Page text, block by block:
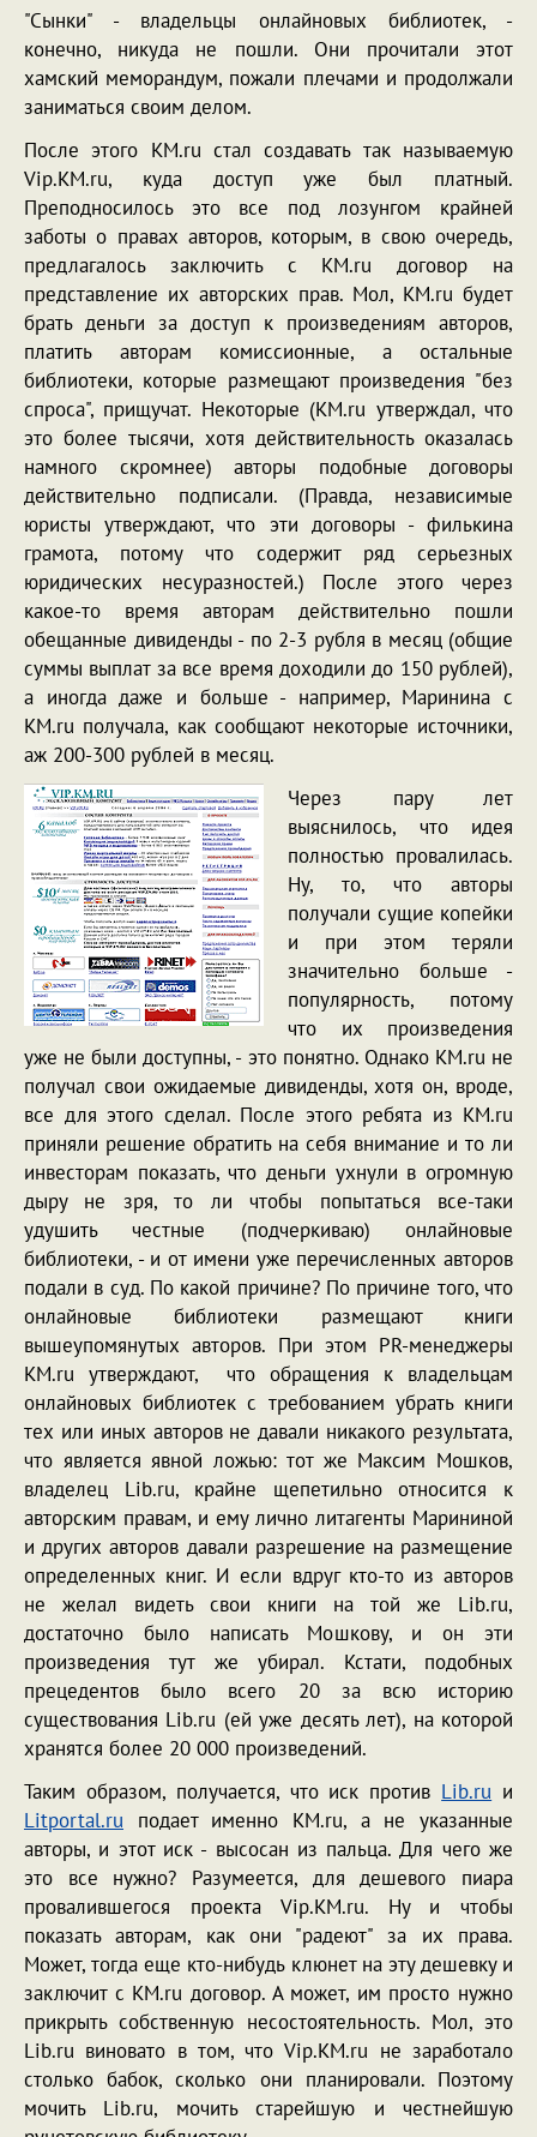
"Сынки" - владельцы онлайновых библиотек, -
конечно, никуда не пошли. Они прочитали этот
хамский меморандум, пожали плечами и продолжали
заниматься своим делом.
После этого KM.ru стал создавать так называемую
Vip.KM.ru, куда доступ уже был платный.
Преподносилось это все под лозунгом крайней
заботы о правах авторов, которым, в свою очередь,
предлагалось заключить с KM.ru договор на
представление их авторских прав. Мол, KM.ru будет
брать деньги за доступ к произведениям авторов,
платить авторам комиссионные, а остальные
библиотеки, которые размещают произведения "без
спроса", прищучат. Некоторые (KM.ru утверждал, что
это более тысячи, хотя действительность оказалась
намного скромнее) авторы подобные договоры
действительно подписали. (Правда, независимые
юристы утверждают, что эти договоры - филькина
грамота, потому что содержит ряд серьезных
юридических несуразностей.) После этого через
какое-то время авторам действительно пошли
обещанные дивиденды - по 2-3 рубля в месяц (общие
суммы выплат за все время доходили до 150 рублей),
а иногда даже и больше - например, Маринина с
KM.ru получала, как сообщают некоторые источники,
аж 200-300 рублей в месяц.
Через пару лет
выяснилось, что идея
полностью провалилась.
Ну, то, что авторы
получали сущие копейки
и при этом теряли
значительно больше -
популярность, потому
что их произведения
уже не были доступны, - это понятно. Однако KM.ru не
получал свои ожидаемые дивиденды, хотя он, вроде,
все для этого сделал. После этого ребята из KM.ru
приняли решение обратить на себя внимание и то ли
инвесторам показать, что деньги ухнули в огромную
дыру не зря, то ли чтобы попытаться все-таки
удушить честные (подчеркиваю) онлайновые
библиотеки, - и от имени уже перечисленных авторов
подали в суд. По какой причине? По причине того, что
онлайновые библиотеки размещают книги
вышеупомянутых авторов. При этом PR-менеджеры
KM.ru утверждают, что обращения к владельцам
онлайновых библиотек с требованием убрать книги
тех или иных авторов не давали никакого результата,
что является явной ложью: тот же Максим Мошков,
владелец Lib.ru, крайне щепетильно относится к
авторским правам, и ему лично литагенты Марининой
и других авторов давали разрешение на размещение
определенных книг. И если вдруг кто-то из авторов
не желал видеть свои книги на той же Lib.ru,
достаточно было написать Мошкову, и он эти
произведения тут же убирал. Кстати, подобных
прецедентов было всего 20 за всю историю
существования Lib.ru (ей уже десять лет), на которой
хранятся более 20 000 произведений.
Таким образом, получается, что иск против Lib.ru и
Litportal.ru подает именно KM.ru, а не указанные
авторы, и этот иск - высосан из пальца. Для чего же
это все нужно? Разумеется, для дешевого пиара
провалившегося проекта Vip.KM.ru. Ну и чтобы
показать авторам, как они "радеют" за их права.
Может, тогда еще кто-нибудь клюнет на эту дешевку и
заключит с KM.ru договор. А может, им просто нужно
прикрыть собственную несостоятельность. Мол, это
Lib.ru виновато в том, что Vip.KM.ru не заработало
столько бабок, сколько они планировали. Поэтому
мочить Lib.ru, мочить старейшую и честнейшую